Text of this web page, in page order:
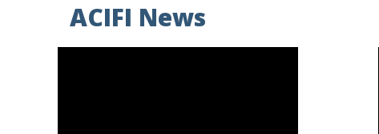
ACIFI News